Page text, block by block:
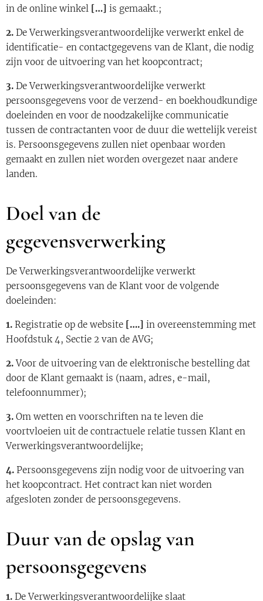
in de online winkel […] is gemaakt.;
2. De Verwerkingsverantwoordelijke verwerkt enkel de
identificatie- en contactgegevens van de Klant, die nodig
zijn voor de uitvoering van het koopcontract;
3. De Verwerkingsverantwoordelijke verwerkt
persoonsgegevens voor de verzend- en boekhoudkundige
doeleinden en voor de noodzakelijke communicatie
tussen de contractanten voor de duur die wettelijk vereist
is. Persoonsgegevens zullen niet openbaar worden
gemaakt en zullen niet worden overgezet naar andere
landen.
Doel van de
gegevensverwerking
De Verwerkingsverantwoordelijke verwerkt
persoonsgegevens van de Klant voor de volgende
doeleinden:
1. Registratie op de website [….] in overeenstemming met
Hoofdstuk 4, Sectie 2 van de AVG;
2.Voor de uitvoering van de elektronische bestelling dat
door de Klant gemaakt is (naam, adres, e-mail,
telefoonnummer);
3. Om wetten en voorschriften na te leven die
voortvloeien uit de contractuele relatie tussen Klant en
Verwerkingsverantwoordelijke;
4. Persoonsgegevens zijn nodig voor de uitvoering van
het koopcontract. Het contract kan niet worden
afgesloten zonder de persoonsgegevens.
Duur van de opslag van
persoonsgegevens
1. De Verwerkingsverantwoordelijke slaat